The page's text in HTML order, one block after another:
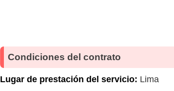
Condiciones del contrato
Lugar de prestación del servicio: Lima